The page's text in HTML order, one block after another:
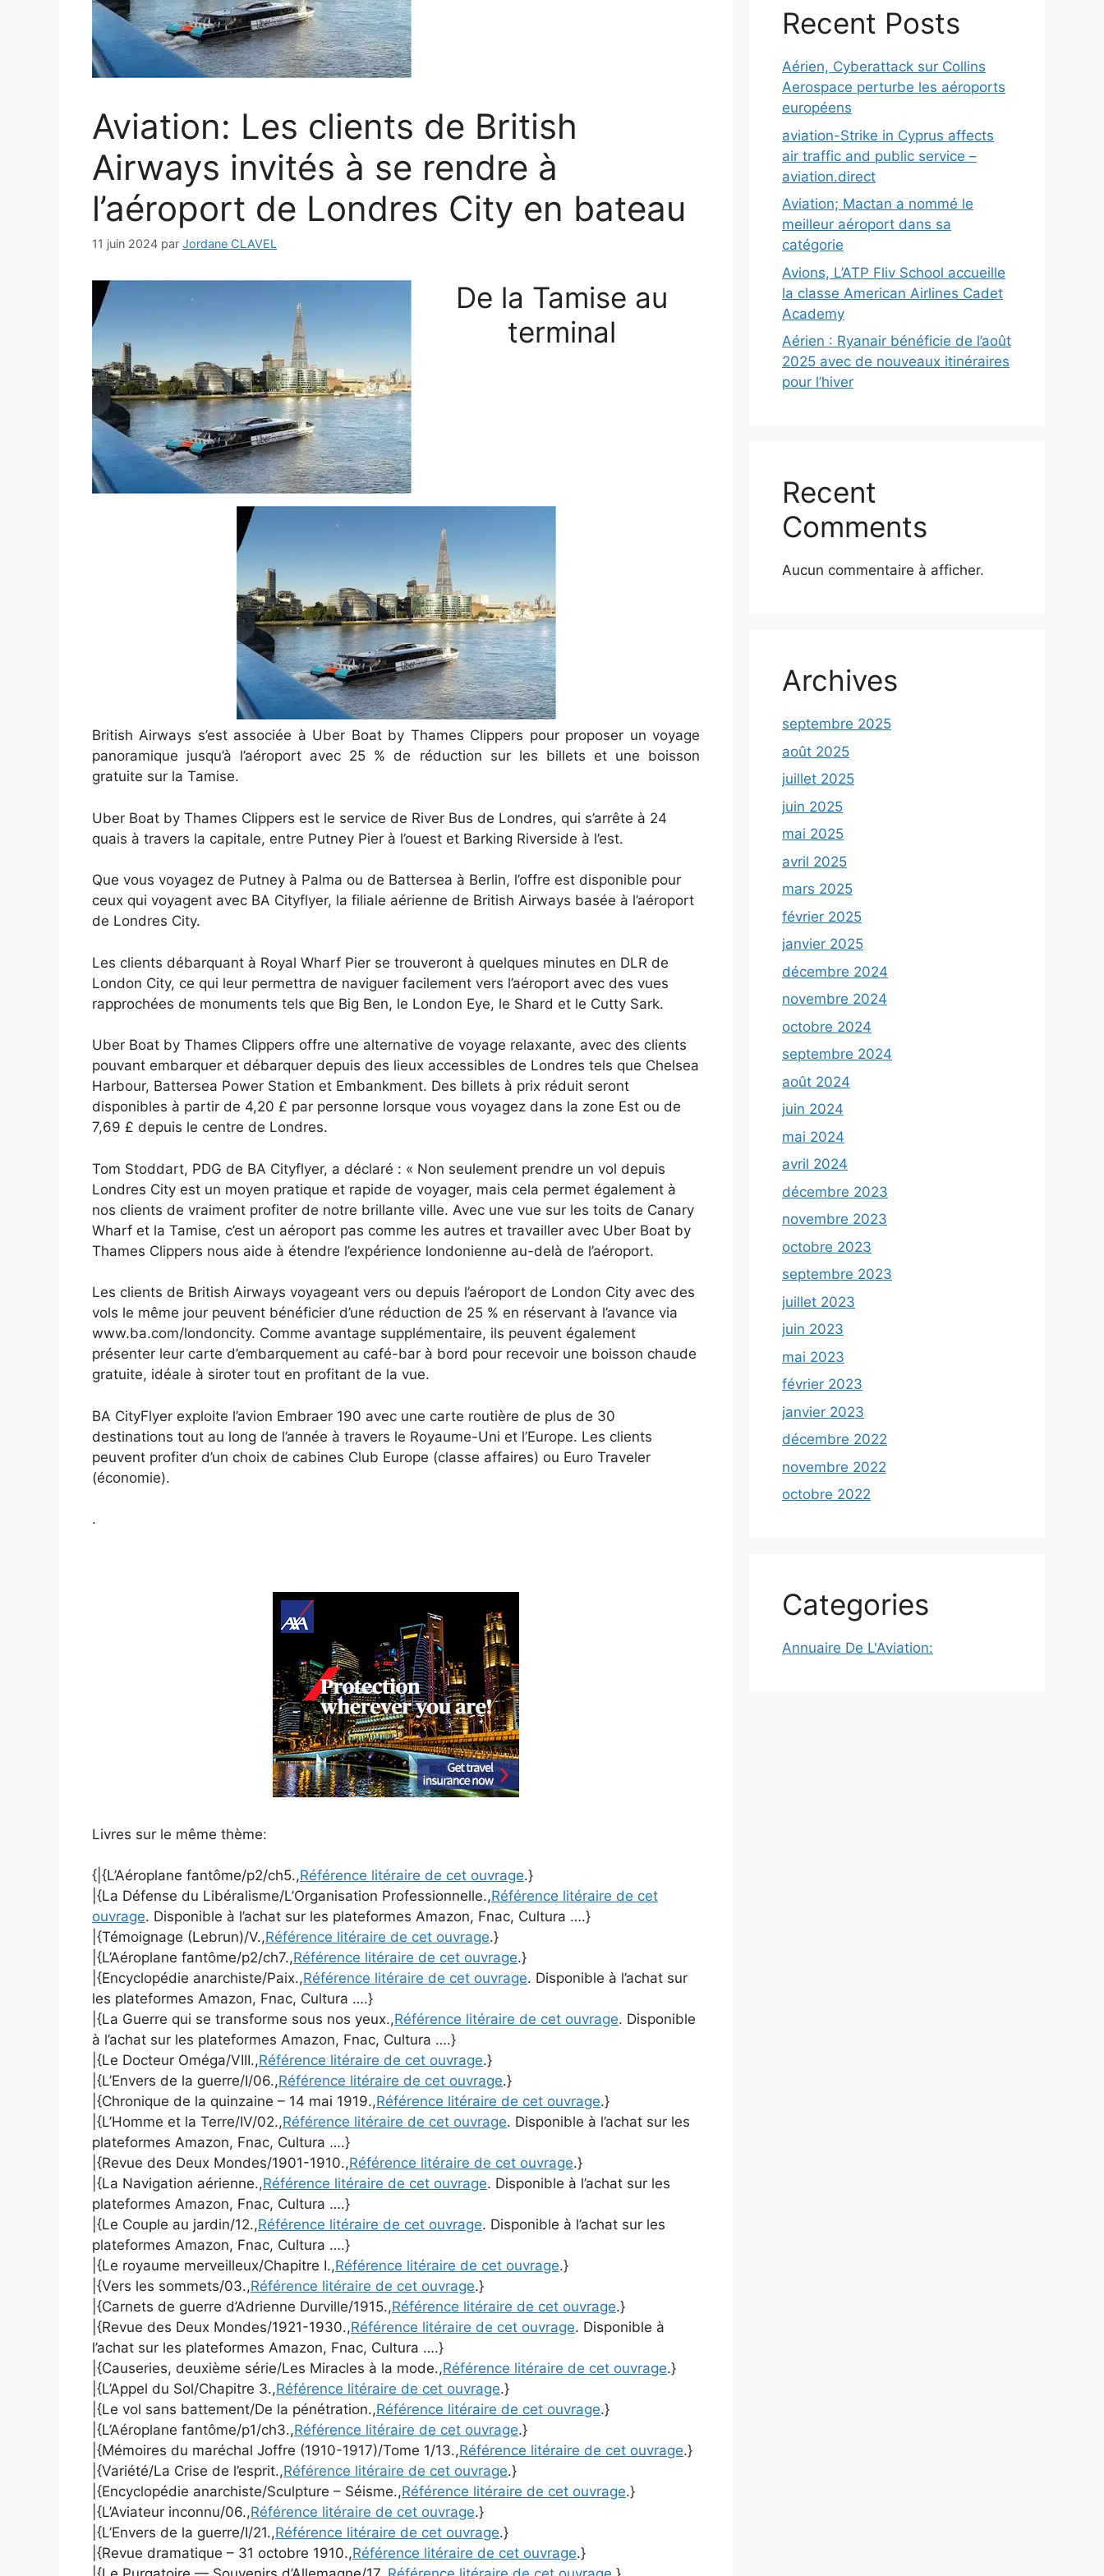
Aviation: Les clients de British
Airways invités à se rendre à
l’aéroport de Londres City en bateau
11 juin 2024 par Jordane CLAVEL
De la Tamise au
terminal
British Airways s’est associée à Uber Boat by Thames Clippers pour proposer un voyage
panoramique jusqu’à l’aéroport avec 25 % de réduction sur les billets et une boisson
gratuite sur la Tamise.
Uber Boat by Thames Clippers est le service de River Bus de Londres, qui s’arrête à 24
quais à travers la capitale, entre Putney Pier à l’ouest et Barking Riverside à l’est.
Que vous voyagez de Putney à Palma ou de Battersea à Berlin, l’offre est disponible pour
ceux qui voyagent avec BA Cityflyer, la filiale aérienne de British Airways basée à l’aéroport
de Londres City.
Les clients débarquant à Royal Wharf Pier se trouveront à quelques minutes en DLR de
London City, ce qui leur permettra de naviguer facilement vers l’aéroport avec des vues
rapprochées de monuments tels que Big Ben, le London Eye, le Shard et le Cutty Sark.
Uber Boat by Thames Clippers offre une alternative de voyage relaxante, avec des clients
pouvant embarquer et débarquer depuis des lieux accessibles de Londres tels que Chelsea
Harbour, Battersea Power Station et Embankment. Des billets à prix réduit seront
disponibles à partir de 4,20 £ par personne lorsque vous voyagez dans la zone Est ou de
7,69 £ depuis le centre de Londres.
Tom Stoddart, PDG de BA Cityflyer, a déclaré : « Non seulement prendre un vol depuis
Londres City est un moyen pratique et rapide de voyager, mais cela permet également à
nos clients de vraiment profiter de notre brillante ville. Avec une vue sur les toits de Canary
Wharf et la Tamise, c’est un aéroport pas comme les autres et travailler avec Uber Boat by
Thames Clippers nous aide à étendre l’expérience londonienne au-delà de l’aéroport.
Les clients de British Airways voyageant vers ou depuis l’aéroport de London City avec des
vols le même jour peuvent bénéficier d’une réduction de 25 % en réservant à l’avance via
www.ba.com/londoncity. Comme avantage supplémentaire, ils peuvent également
présenter leur carte d’embarquement au café-bar à bord pour recevoir une boisson chaude
gratuite, idéale à siroter tout en profitant de la vue.
BA CityFlyer exploite l’avion Embraer 190 avec une carte routière de plus de 30
destinations tout au long de l’année à travers le Royaume-Uni et l’Europe. Les clients
peuvent profiter d’un choix de cabines Club Europe (classe affaires) ou Euro Traveler
(économie).
.
Livres sur le même thème:
{|{L’Aéroplane fantôme/p2/ch5.,Référence litéraire de cet ouvrage.}
|{La Défense du Libéralisme/L’Organisation Professionnelle.,Référence litéraire de cet
ouvrage. Disponible à l’achat sur les plateformes Amazon, Fnac, Cultura ….}
|{Témoignage (Lebrun)/V.,Référence litéraire de cet ouvrage.}
|{L’Aéroplane fantôme/p2/ch7.,Référence litéraire de cet ouvrage.}
|{Encyclopédie anarchiste/Paix.,Référence litéraire de cet ouvrage. Disponible à l’achat sur
les plateformes Amazon, Fnac, Cultura ….}
|{La Guerre qui se transforme sous nos yeux.,Référence litéraire de cet ouvrage. Disponible
à l’achat sur les plateformes Amazon, Fnac, Cultura ….}
|{Le Docteur Oméga/VIII.,Référence litéraire de cet ouvrage.}
|{L’Envers de la guerre/I/06.,Référence litéraire de cet ouvrage.}
|{Chronique de la quinzaine – 14 mai 1919.,Référence litéraire de cet ouvrage.}
|{L’Homme et la Terre/IV/02.,Référence litéraire de cet ouvrage. Disponible à l’achat sur les
plateformes Amazon, Fnac, Cultura ….}
|{Revue des Deux Mondes/1901-1910.,Référence litéraire de cet ouvrage.}
|{La Navigation aérienne.,Référence litéraire de cet ouvrage. Disponible à l’achat sur les
plateformes Amazon, Fnac, Cultura ….}
|{Le Couple au jardin/12.,Référence litéraire de cet ouvrage. Disponible à l’achat sur les
plateformes Amazon, Fnac, Cultura ….}
|{Le royaume merveilleux/Chapitre I.,Référence litéraire de cet ouvrage.}
|{Vers les sommets/03.,Référence litéraire de cet ouvrage.}
|{Carnets de guerre d’Adrienne Durville/1915.,Référence litéraire de cet ouvrage.}
|{Revue des Deux Mondes/1921-1930.,Référence litéraire de cet ouvrage. Disponible à
l’achat sur les plateformes Amazon, Fnac, Cultura ….}
|{Causeries, deuxième série/Les Miracles à la mode.,Référence litéraire de cet ouvrage.}
|{L’Appel du Sol/Chapitre 3.,Référence litéraire de cet ouvrage.}
|{Le vol sans battement/De la pénétration.,Référence litéraire de cet ouvrage.}
|{L’Aéroplane fantôme/p1/ch3.,Référence litéraire de cet ouvrage.}
|{Mémoires du maréchal Joffre (1910-1917)/Tome 1/13.,Référence litéraire de cet ouvrage.}
|{Variété/La Crise de l’esprit.,Référence litéraire de cet ouvrage.}
|{Encyclopédie anarchiste/Sculpture – Séisme.,Référence litéraire de cet ouvrage.}
|{L’Aviateur inconnu/06.,Référence litéraire de cet ouvrage.}
|{L’Envers de la guerre/I/21.,Référence litéraire de cet ouvrage.}
|{Revue dramatique – 31 octobre 1910.,Référence litéraire de cet ouvrage.}
Recent Posts
Aérien, Cyberattack sur Collins
Aerospace perturbe les aéroports
européens
aviation-Strike in Cyprus affects
air traffic and public service –
aviation.direct
Aviation; Mactan a nommé le
meilleur aéroport dans sa
catégorie
Avions, L’ATP Fliv School accueille
la classe American Airlines Cadet
Academy
Aérien : Ryanair bénéficie de l’août
2025 avec de nouveaux itinéraires
pour l’hiver
Recent
Comments
Aucun commentaire à afficher.
Archives
septembre 2025
août 2025
juillet 2025
juin 2025
mai 2025
avril 2025
mars 2025
février 2025
janvier 2025
décembre 2024
novembre 2024
octobre 2024
septembre 2024
août 2024
juin 2024
mai 2024
avril 2024
décembre 2023
novembre 2023
octobre 2023
septembre 2023
juillet 2023
juin 2023
mai 2023
février 2023
janvier 2023
décembre 2022
novembre 2022
octobre 2022
Categories
Annuaire De L'Aviation: